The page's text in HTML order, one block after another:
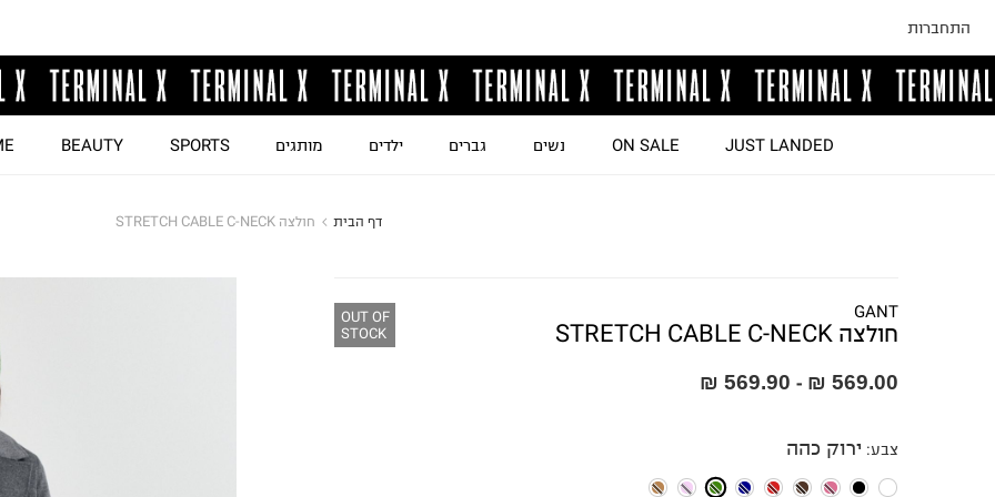
התחברות
JUST LANDED
ON SALE נשים גברים ילדים מותגים SPORTS
BEAUTY
דף הבית חולצה STRETCH CABLE C-NECK
GANT
חולצה STRETCH CABLE C-NECK
OUT OF
STOCK
569.00 ₪
-
569.90 ₪
צבע: ירוק כהה